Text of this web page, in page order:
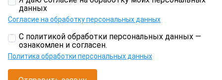
данных
Согласие на обработку персональных данных
С политикой обработки персональных данных —
ознакомлен и согласен.
Политика обработки персональных данных